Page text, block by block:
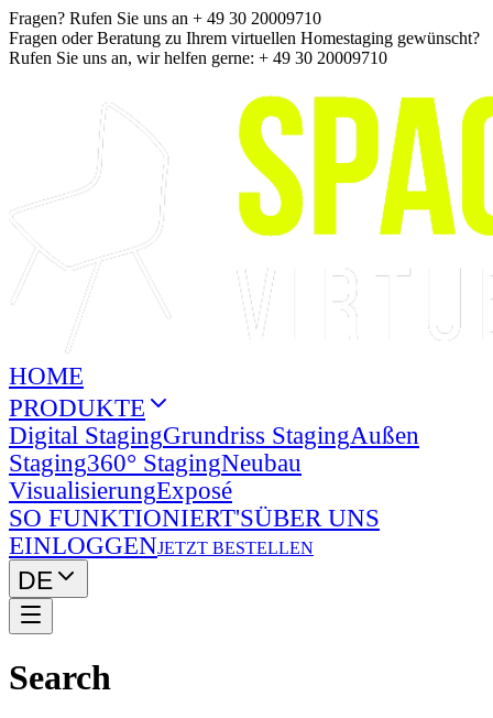
Fragen? Rufen Sie uns an + 49 30 20009710
Fragen oder Beratung zu Ihrem virtuellen Homestaging gewünscht?
Rufen Sie uns an, wir helfen gerne: + 49 30 20009710
HOME
PRODUKTE
Digital StagingGrundriss StagingAußen
Staging360° StagingNeubau
VisualisierungExposé
SO FUNKTIONIERT'SÜBER UNS
EINLOGGENJETZT BESTELLEN
DE
Search